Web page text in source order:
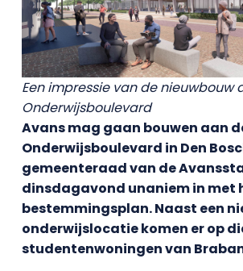
Een impressie van de nieuwbouw
Onderwijsboulevard
Avans mag gaan bouwen aan
Onderwijsboulevard in Den
gemeenteraad van de
dinsdagavond unaniem in met
bestemmingsplan. Naast een
onderwijslocatie komen er op
studentenwoningen van